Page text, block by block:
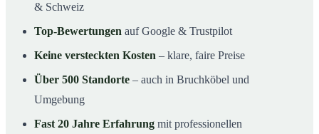
& Schweiz
Top-Bewertungen auf Google & Trustpilot
Keine versteckten Kosten – klare, faire Preise
Über 500 Standorte – auch in Bruchköbel und
Umgebung
Fast 20 Jahre Erfahrung mit professionellen